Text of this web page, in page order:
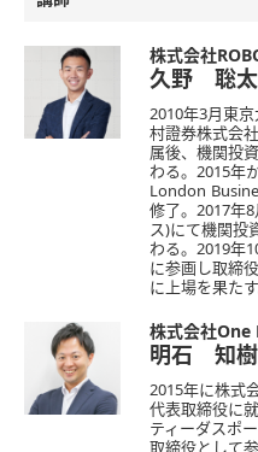
株式会社
久野 聡太
2010年3月東
村證券株式会
属後、機関投
わる。2015年
London
修了。2017年8
ス)にて機関投
わる。2019年
に参画し取締
に上場を果たす
株式会社
明石 知樹
2015年に株式
代表取締役に
ティーダスポ
取締役として